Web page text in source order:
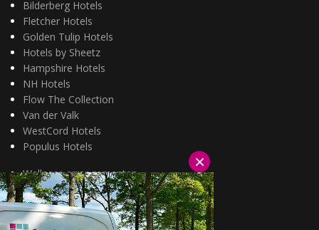
Bilderberg Hotels
Fletcher Hotels
Golden Tulip Hotels
Hotels by Sheetz
Hampshire Hotels
NH Hotels
Flow The Collection
Van der Valk
WestCord Hotels
Populus Hotels
Wellness arrangementen
3=2 aanbiedingen
Fietsarrangementen
Kerstarrangementen
×